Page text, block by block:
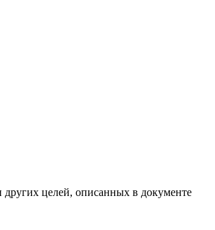
целей, описанных в документе